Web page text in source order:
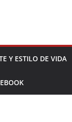
Y ESTILO DE VIDA